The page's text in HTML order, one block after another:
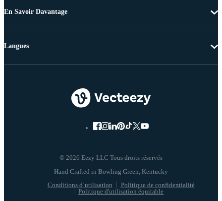
En Savoir Davantage
© 2026 Eezy LLC Tous droits réservés
Conditions d’utilisation
Politique de confidentialité
Politique d'utilisation équitable
Langues